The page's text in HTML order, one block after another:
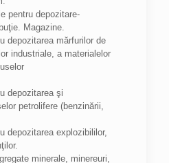
pentru depozitare-
Magazine.
depozitarea mărfurilor de
industriale, a materialelor
depozitarea şi
petrolifere (benzinării,
depozitarea explozibililor,
minerale, minereuri,